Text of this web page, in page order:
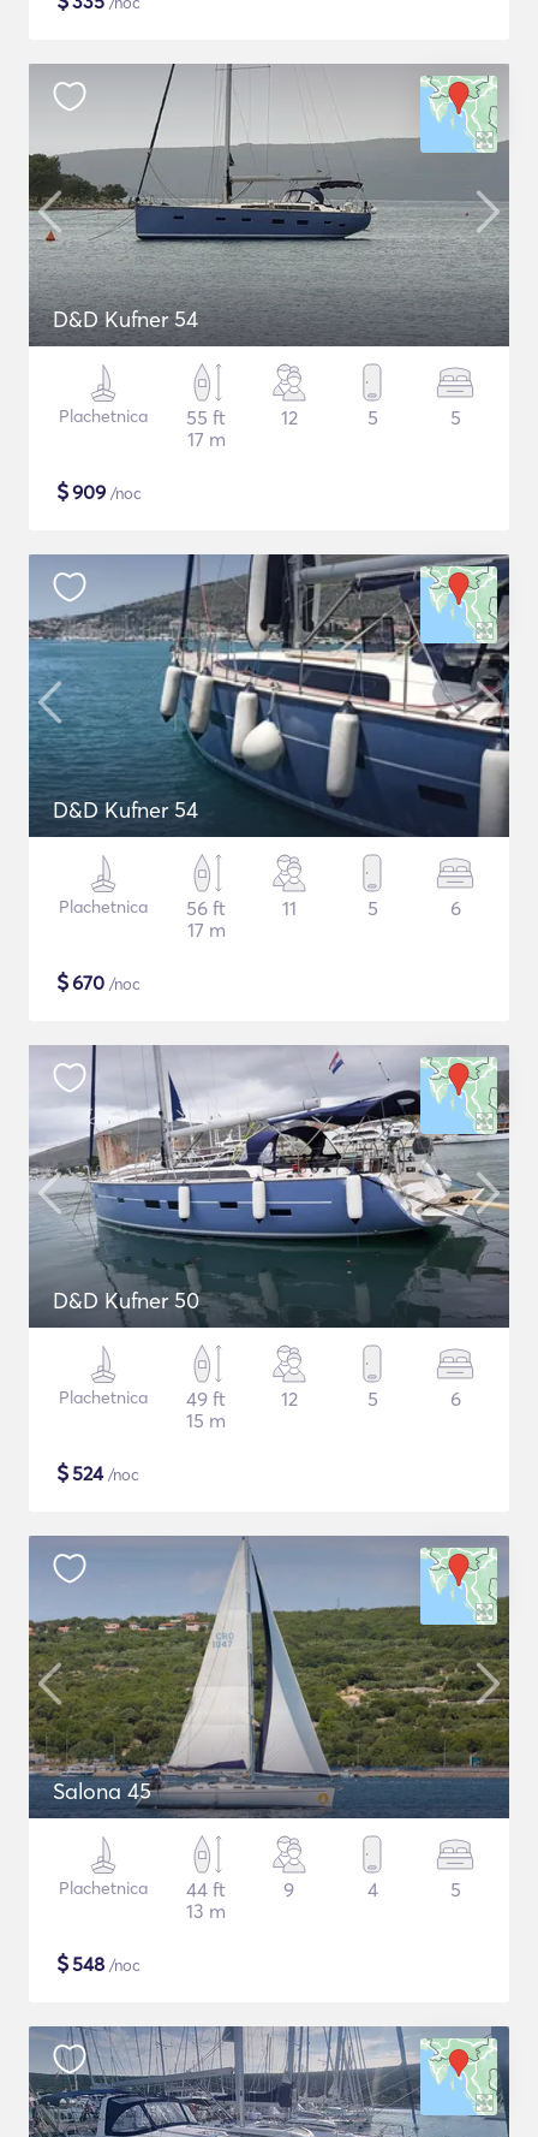
D&D Kufner 54
Plachetnica
55 ft
17 m
12 5 5
$909 /noc
D&D Kufner 54
Plachetnica
56 ft
17 m
11 5 6
$670 /noc
D&D Kufner 50
Plachetnica
49 ft
15 m
12 5 6
$524/noc
Salona 45
Plachetnica
44 ft
13 m
9 4 5
$548 /noc